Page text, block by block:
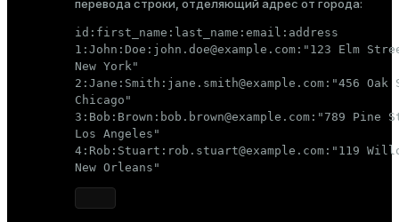
перевода строки, отделяющий адрес от города:
id:first_name:last_name:email:address
1:John:Doe:john.doe@example.com:"123 Elm
New York"
2:Jane:Smith:jane.smith@example.com:"456 Oak
Chicago"
3:Bob:Brown:bob.brown@example.com:"789 Pine
Los Angeles"
4:Rob:Stuart:rob.stuart@example.com:"119
New Orleans"